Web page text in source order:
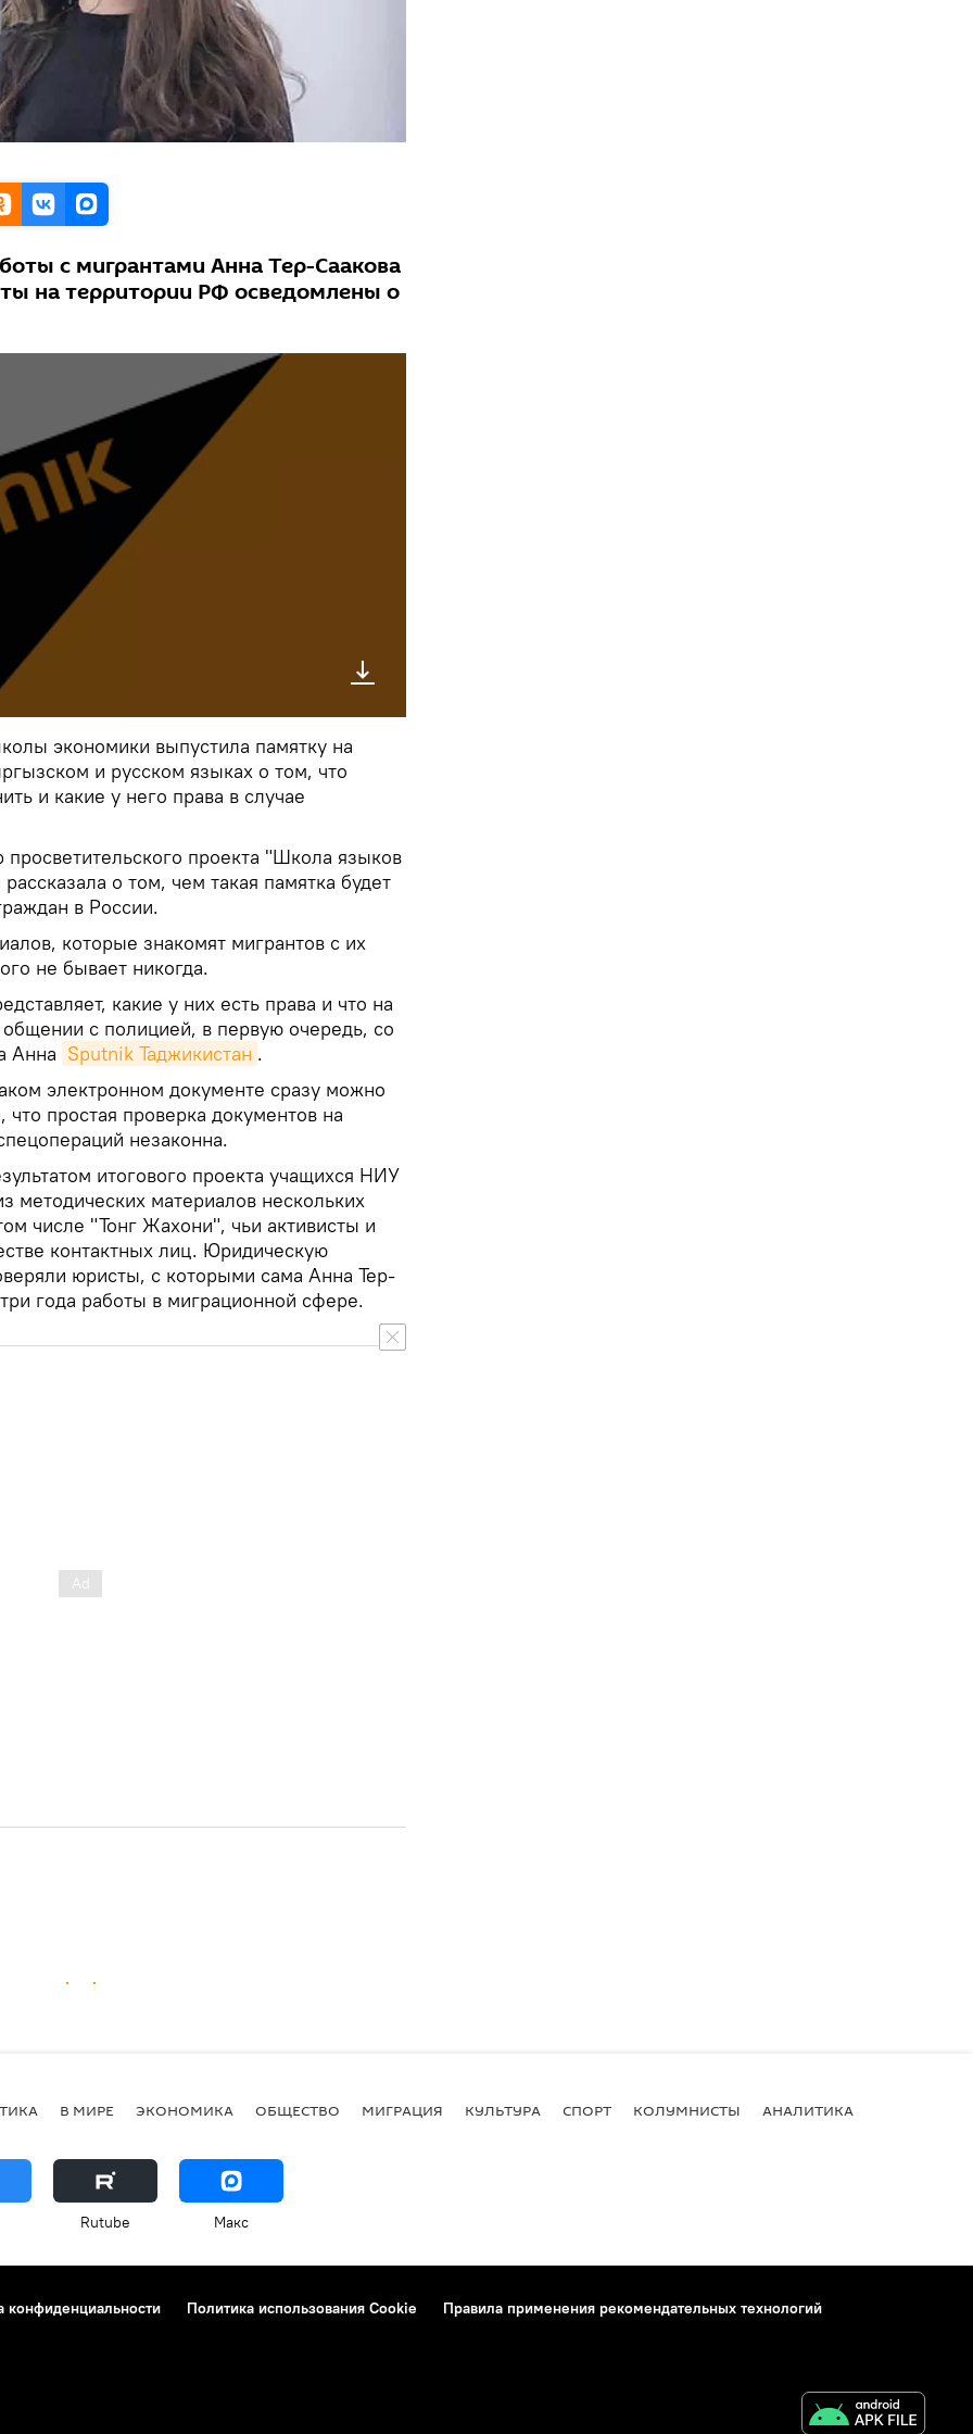
с мигрантами Анна Тер-Саакова
на территории РФ осведомлены о
экономики выпустила памятку на
и русском языках о том, что
и какие у него права в случае
просветительского проекта "Школа языков
о том, чем такая памятка будет
в России.
которые знакомят мигрантов с их
не бывает никогда.
какие у них есть права и что на
с полицией, в первую очередь, со
Анна Sputnik Таджикистан .
электронном документе сразу можно
простая проверка документов на
незаконна.
итогового проекта учащихся НИУ
материалов нескольких
числе "Тонг Жахони", чьи активисты и
контактных лиц. Юридическую
юристы, с которыми сама Анна Тер-
года работы в миграционной сфере.
В МИРЕ ЭКОНОМИКА ОБЩЕСТВО МИГРАЦИЯ КУЛЬТУРА СПОРТ КОЛУМНИСТЫ АНАЛИТИКА
Rutube Макс
конфиденциальности Политика использования Cookie
Правила применения рекомендательных технологий